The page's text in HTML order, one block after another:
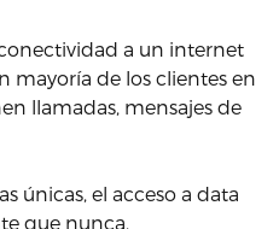
a un internet
mayoría de los clientes en
llamadas, mensajes de
únicas, el acceso a data
que nunca.